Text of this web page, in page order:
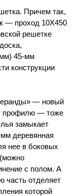
Причем так,
— проход 10X450
решетке
45-мм
конструкции
— новый
профилю — тоже
замыкает
деревянная
нее в боковых
с полом. А
часть отделяет
которой